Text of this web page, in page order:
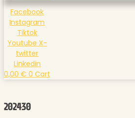
Facebook
Instagram
Tiktok
Youtube X-
twitter
Linkedin
0,00 € 0 Cart
202430